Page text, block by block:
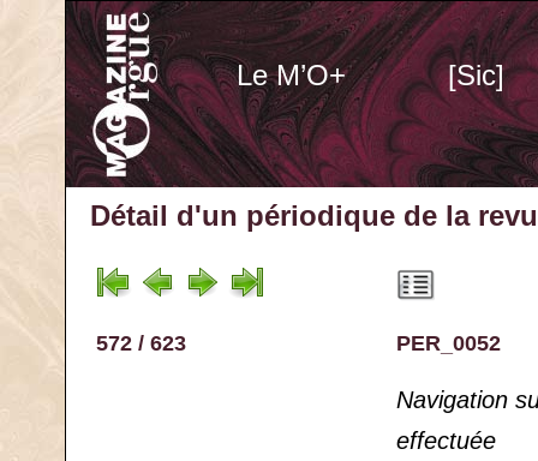
Le M’O+ [Sic]
Détail d'un périodique de la
572 / 623 PER_0052
Navigation
effectuée